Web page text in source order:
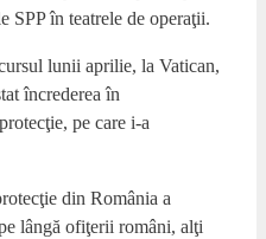
SPP în teatrele de operaţii.
lunii aprilie, la Vatican,
încrederea în
pe care i-a
din România a
lângă ofiţerii români, alţi